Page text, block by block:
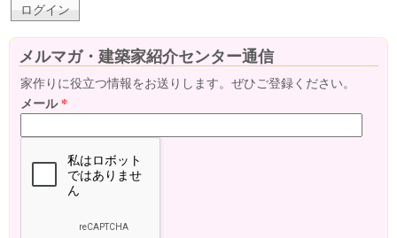
メルマガ・建築家紹介センター通信
家作りに役立つ情報をお送りします。ぜひご登録ください。
メール*